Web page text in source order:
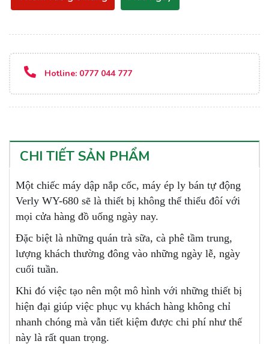
Hotline: 0777 044 777
CHI TIẾT SẢN PHẨM
Một chiếc máy dập nắp cốc, máy ép ly bán tự động
Verly WY-680 sẽ là thiết bị không thể thiếu đôí với
mọi cửa hàng đồ uống ngày nay.
Đặc biệt là những quán trà sữa, cà phê tầm trung,
lượng khách thường đông vào những ngày lễ, ngày
cuối tuần.
Khi đó việc tạo nên một mô hình với những thiết bị
hiện đại giúp việc phục vụ khách hàng không chỉ
nhanh chóng mà vẫn tiết kiệm được chi phí như thế
này là rất quan trọng.